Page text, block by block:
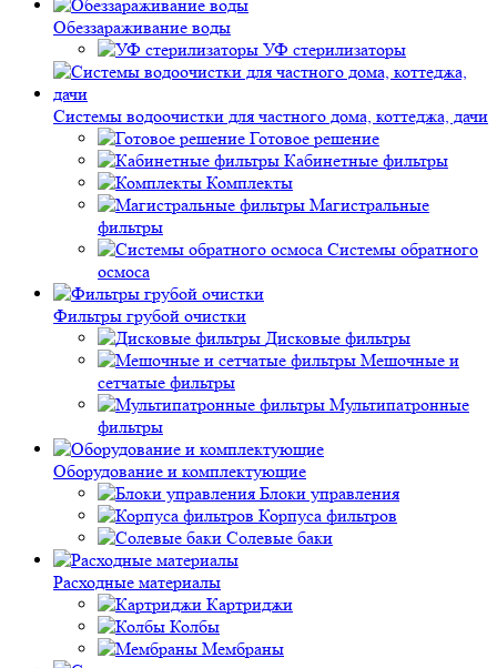
Обеззараживание воды
УФ стерилизаторы
Системы водоочистки для частного дома, коттеджа, дачи
Готовое решение
Кабинетные фильтры
Комплекты
Магистральные
фильтры
Системы обратного
осмоса
Фильтры грубой очистки
Дисковые фильтры
Мешочные и
сетчатые фильтры
Мультипатронные
фильтры
Оборудование и комплектующие
Блоки управления
Корпуса фильтров
Солевые баки
Расходные материалы
Картриджи
Колбы
Мембраны